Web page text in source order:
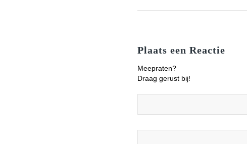
Plaats een Reactie
Meepraten?
Draag gerust bij!